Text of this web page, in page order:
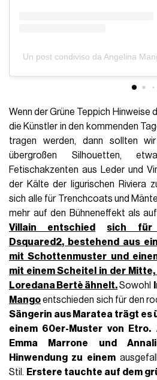
Un post condiviso da Angelina
Wenn der Grüne Teppich Hinweise
die Künstler in den kommenden
tragen werden, dann sollten
übergroßen Silhouetten,
Fetischakzenten aus Leder und
der Kälte der ligurischen Riviera
sich alle für Trenchcoats und
mehr auf den Bühneneffekt als
Villain entschied
sich für
Dsquared2, bestehend aus
mit Schottenmuster und
mit einem Scheitel in der Mitte,
Loredana Bertè ähnelt.Sowohl
Mangoentschieden sich für den
Sängerin aus Maratea trägt es
einem 60er-Muster von Etro.
Emma Marrone und
Hinwendung zu einem
Stil. Erstere tauchte auf dem